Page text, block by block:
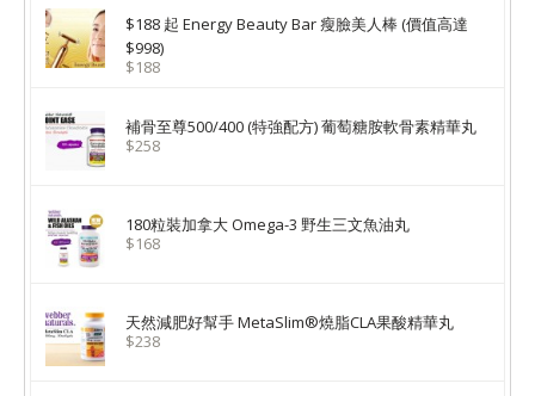
$188 起 Energy Beauty Bar 瘦臉美人棒 (價值高達
$998)
$188
補骨至尊500/400 (特強配方) 葡萄糖胺軟骨素精華丸
$258
180粒裝加拿大 Omega-3 野生三文魚油丸
$168
天然減肥好幫手 MetaSlim®燒脂CLA果酸精華丸
$238